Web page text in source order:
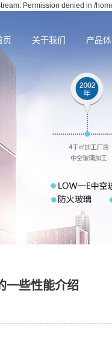
Permission denied in /
页 关于我们 产品
一些性能介绍